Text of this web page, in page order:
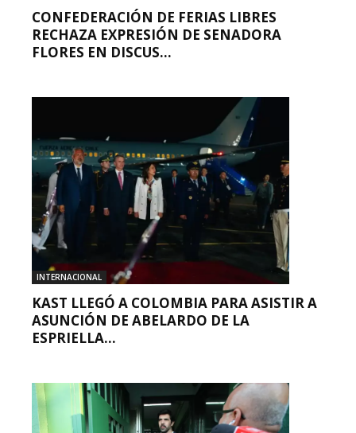
CONFEDERACIÓN DE FERIAS LIBRES
RECHAZA EXPRESIÓN DE SENADORA
FLORES EN DISCUS...
INTERNACIONAL
KAST LLEGÓ A COLOMBIA PARA ASISTIR A
ASUNCIÓN DE ABELARDO DE LA
ESPRIELLA...